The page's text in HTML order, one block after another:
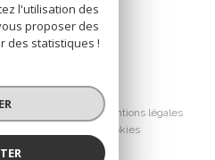
droits réservés
Mentions légales
Cookies
l'utilisation des
proposer des
des statistiques !